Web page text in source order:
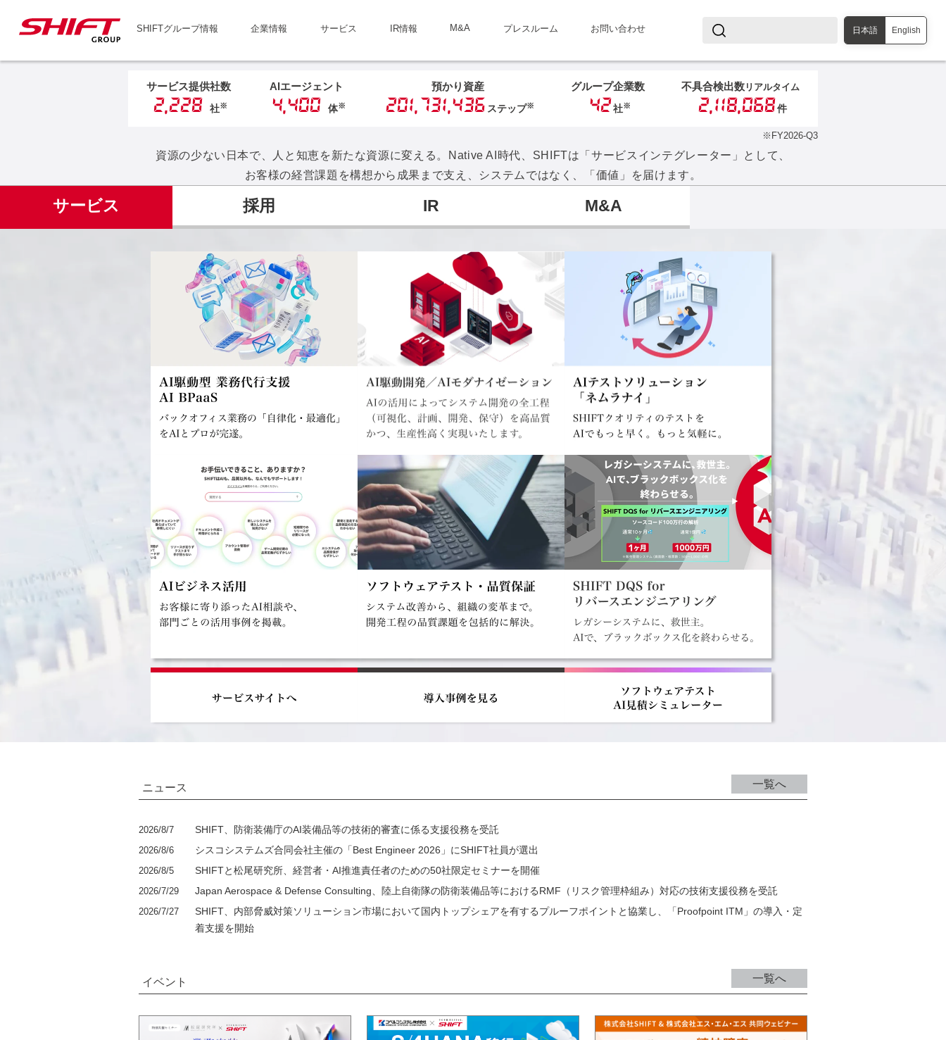
日本語 English
SHIFTグループ情報 企業情報 サービス IR情報 M&A プレスルーム お問い合わせ
サービス提供社数
2,228 社※
AIエージェント
4,400 体※
預かり資産
201,731,436 ステップ※
グループ企業数
42社※
不具合検出数 リアルタイム
2,118,068件
※FY2026-Q3
資源の少ない日本で、人と知恵を新たな資源に変える。
Native AI時代、SHIFTは「サービスインテグレーター」として、
お客様の経営課題を構想から成果まで支え、システムではなく、「価値」を届けます。
サービス 採用 IR M&A
ニュース 一覧へ
2026/8/7 SHIFT、防衛装備庁のAI装備品等の技術的審査に係る支援役務を受託
2026/8/6 シスコシステムズ合同会社主催の「Best Engineer 2026」にSHIFT社員が選出
2026/8/5 SHIFTと松尾研究所、経営者・AI推進責任者のための50社限定セミナーを開催
2026/7/29 Japan Aerospace & Defense Consulting、陸上自衛隊の防衛装備品等におけるRMF（リスク管理枠組み）対応の技術支援役務を受託
2026/7/27
SHIFT、内部脅威対策ソリューション市場において国内トップシェアを有するプルーフポイントと協業し、「Proofpoint ITM」の導入・定
着支援を開始
イベント 一覧へ